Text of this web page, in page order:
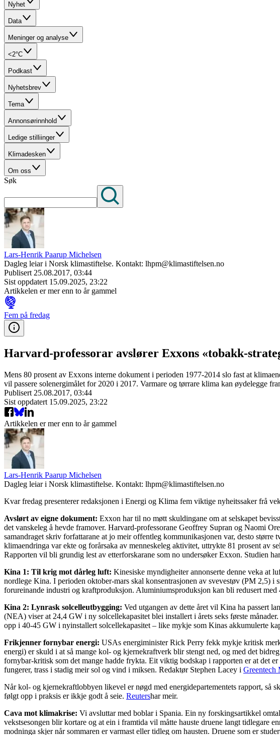
Nyhet
Data
Meninger og analyse
<2°C
Podkast
Nyhetsbrev
Tema
Annonsørinnhold
Ledige stilliinger
Klimadesken
Om oss
Søk
Lars-Henrik Paarup Michelsen
Dagleg leiar i Norsk klimastiftelse. Kontakt: lhpm@klimastiftelsen.no
Publisert 25.08.2017, 03:44
Sist oppdatert 15.09.2025, 23:22
Artikkelen er mer enn to år gammel
Fem på fredag
Harvard-professorar avslører Exxons «tobakk-
Mens 80 prosent av Exxons interne dokument i perioden 1977-2014 slo fast at
vil passere solenergimålet for 2020 i 2017. Varmare og tørrare klima kan øydelegge
Publisert 25.08.2017, 03:44
Sist oppdatert 15.09.2025, 23:22
Artikkelen er mer enn to år gammel
Lars-Henrik Paarup Michelsen
Dagleg leiar i Norsk klimastiftelse. Kontakt: lhpm@klimastiftelsen.no
Kvar fredag presenterer redaksjonen i Energi og Klima fem viktige nyheitssaker frå
Avslørt av eigne dokument: Exxon har til no møtt skuldingane om at selskapet
det vanskeleg å hevde framover. Harvard-professorane Geoffrey Supran og Naomi
samandraget skriv forfattarane at jo meir offentleg kommunikasjonen var, desto
klimaendringa var ekte og forårsaka av menneskeleg aktivitet, uttrykte 81 prosent av
Rapporten vil bli grundig lest av etterforskarane som no undersøker Exxon. Studien
Kina 1: Til krig mot dårleg luft: Kinesiske myndigheiter annonserte denne veka at
nordlege Kina. I perioden oktober-mars skal konsentrasjonen av svevestøv (PM 2,5)
forureinande industri og kraftproduksjon. Aluminiumsproduksjon kan bli redusert
Kina 2: Lynrask solcelleutbygging: Ved utgangen av dette året vil Kina ha passert
(NEA) viser at 24,4 GW i ny solcellekapasitet blei installert i årets seks første
opp i 40-45 GW i nyinstallert solcellekapasitet – like mykje som Kinas akkumulerte
Frikjenner fornybar energi: USAs energiminister Rick Perry fekk mykje kritisk
energi) er skuld i at så mange kol- og kjernekraftverk blir stengt ned, og med det
fornybar-kritisk som det mange hadde frykta. Eit viktig bodskap i rapporten er at det
fungerer, trass i stadig meir sol og vind i miksen. Redaktør Stephen Lacey i Greentech
Når kol- og kjernekraftlobbyen likevel er nøgd med energidepartementets rapport, så
følgt opp i praksis er ikkje godt å seie. Reutershar meir.
Cava mot klimakrise: Vi avsluttar med boblar i Spania. Ein ny forskingsartikkel
vekstsesongen blir kortare og at ein i framtida vil måtte hauste druene langt tidlegare
modninga skjer når sommaren er varmast eller tidleg om hausten. Druene som er